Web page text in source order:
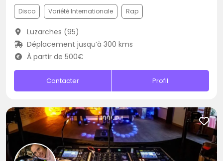
Disco Variété Internationale Rap
Luzarches (95)
Déplacement jusqu’à 300 kms
À partir de 500€
Contacter Profil